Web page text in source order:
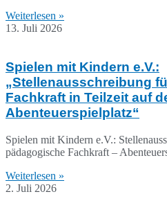
Weiterlesen »
13. Juli 2026
Spielen mit Kindern e.V.:
„Stellenausschreibung
Fachkraft in Teilzeit auf
Abenteuerspielplatz“
Spielen mit Kindern e.V.:
pädagogische Fachkraft –
Weiterlesen »
2. Juli 2026